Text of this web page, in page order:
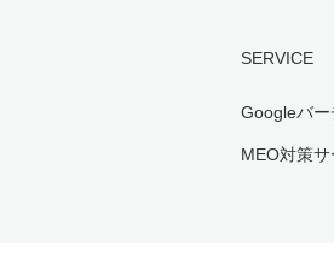
SERVICE
Googleバ
MEO対策サ